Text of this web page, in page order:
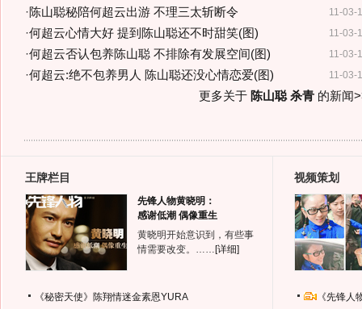
11-03-
·陈山聪秘陪何超云出游 不理三太斩断令
11-03-
·何超云心情大好 提到陈山聪还不时甜笑(图)
11-03-
·何超云否认包养陈山聪 不排除有发展空间(图)
11-03-
·何超云:绝不包养男人 陈山聪还没心情恋爱(图)
更多关于 陈山聪 杀青的新闻
王牌栏目
先锋人物黄晓明：
感谢低潮 偶像重生
黄晓明开始意识到，有些事
情需要改变。…… [详细]
《秘密天使》陈翔情迷金素恩YURA
视频策划
《先锋